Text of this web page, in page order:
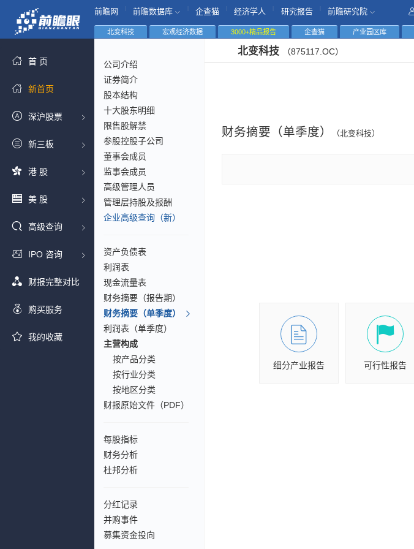
前瞻网 前瞻数据库 企查猫 经济学人 研究报告 前瞻研究院
首 页
新首页
深沪股票
新三板
港 股
美 股
高级查询
IPO 咨询
财报完整对比
购买服务
我的收藏
北变科技 宏观经济数据 3000+精品报告 企查猫 产业园区库
公司介绍
证券简介
股本结构
十大股东明细
限售股解禁
参股控股子公司
董事会成员
监事会成员
高级管理人员
管理层持股及报酬
企业高级查询（新）
资产负债表
利润表
现金流量表
财务摘要（报告期）
财务摘要（单季度）
利润表（单季度）
主营构成
按产品分类
按行业分类
按地区分类
财报原始文件（PDF）
每股指标
财务分析
杜邦分析
分红记录
并购事件
募集资金投向
北变科技 （875117.OC）
财务摘要（单季度） （北变科技）
细分产业报告 可行性报告